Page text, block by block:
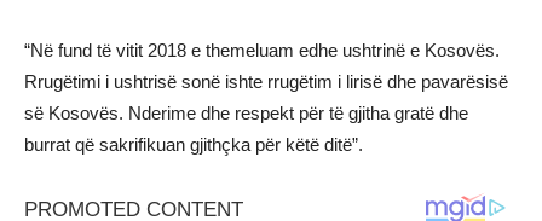
“Në fund të vitit 2018 e themeluam edhe ushtrinë e Kosovës.
Rrugëtimi i ushtrisë sonë ishte rrugëtim i lirisë dhe pavarësisë
së Kosovës. Nderime dhe respekt për të gjitha gratë dhe
burrat që sakrifikuan gjithçka për këtë ditë”.